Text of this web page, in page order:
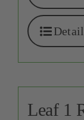
Leaf 1